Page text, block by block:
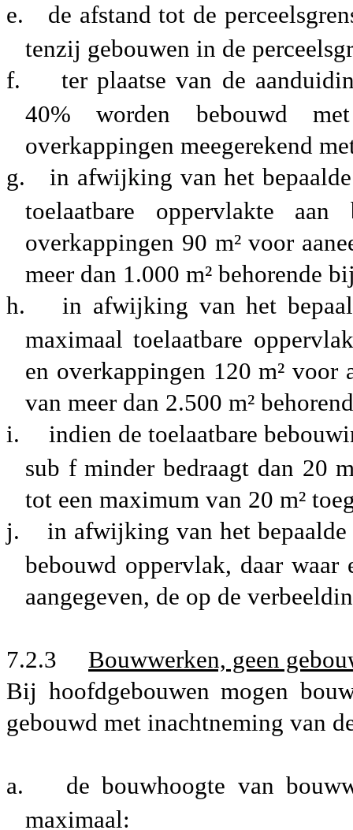
e.
de afstand tot de
tenzij gebouwen in de
f.
ter plaatse van de
40% worden bebouwd
overkappingen meegerekend
g.
in afwijking van het
toelaatbare oppervlakte
overkappingen 90 m² voor
meer dan 1.000 m² behorende
h.
in afwijking van het
maximaal toelaatbare
en overkappingen 120 m² voor
van meer dan 2.500 m²
i.
indien de toelaatbare
sub f minder bedraagt dan 20
tot een maximum van 20 m²
j.
in afwijking van het
bebouwd oppervlak, daar
aangegeven, de op de
7.2.3 Bouwwerken, geen
Bij hoofdgebouwen mogen
gebouwd met inachtneming van
a.
de bouwhoogte van
maximaal: